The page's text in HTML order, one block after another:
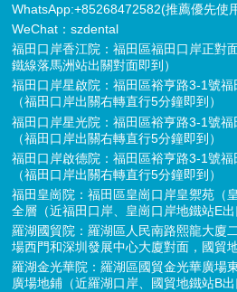
WhatsApp:+85268472582(推薦優先使
WeChat：szdental
福田口岸香江院：福田區福田口岸正對
鐵線落馬洲站出關對面即到）
福田口岸星啟院：福田區裕亨路3-1號
（福田口岸出關右轉直行5分鐘即到）
福田口岸星光院：福田區裕亨路3-1號
（福田口岸出關右轉直行5分鐘即到）
福田口岸啟德院：福田區裕亨路3-1號
（福田口岸出關右轉直行5分鐘即到）
福田皇崗院：福田區皇崗口岸皇禦苑（
全層（近福田口岸、皇崗口岸地鐵站E出
羅湖國貿院：羅湖區人民南路熙龍大廈
場西門和深圳發展中心大廈對面，國貿
羅湖金光華院：羅湖區國貿金光華廣場
廣場地鋪（近羅湖口岸、國貿地鐵站B出